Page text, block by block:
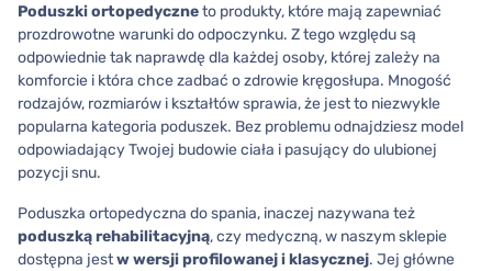
Poduszki ortopedyczneto produkty, które mają zapewniać
prozdrowotne warunki do odpoczynku. Z tego względu są
odpowiednie tak naprawdę dla każdej osoby, której zależy na
komforcie i która chce zadbać o zdrowie kręgosłupa. Mnogość
rodzajów, rozmiarów i kształtów sprawia, że jest to niezwykle
popularna kategoria poduszek. Bez problemu odnajdziesz model
odpowiadający Twojej budowie ciała i pasujący do ulubionej
pozycji snu.
Poduszka ortopedyczna do spania, inaczej nazywana też
poduszką rehabilitacyjną, czy medyczną, w naszym sklepie
dostępna jestw wersji profilowanej i klasycznej. Jej główne